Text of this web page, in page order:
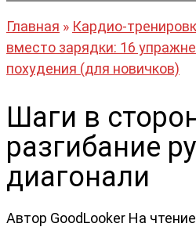
Главная » Кардио-
вместо зарядки: 16
похудения (для новичков)
Шаги в
разгибание
диагонали
Автор GoodLooker На чтение